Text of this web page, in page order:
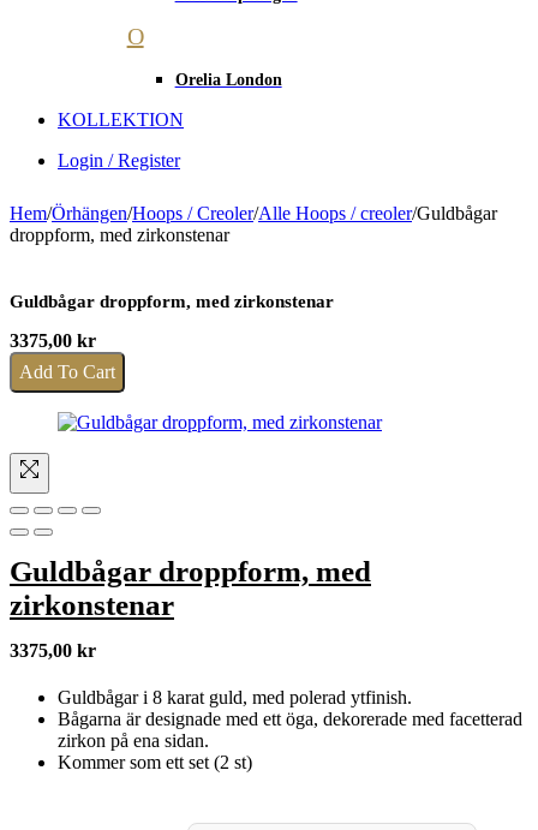
O
Orelia London
KOLLEKTION
Login / Register
Hem/Örhängen/Hoops / Creoler/Alle Hoops / creoler/Guldbågar
droppform, med zirkonstenar
Guldbågar droppform, med zirkonstenar
3375,00 kr
Add To Cart
Guldbågar droppform, med
zirkonstenar
3375,00 kr
Guldbågar i 8 karat guld, med polerad ytfinish.
Bågarna är designade med ett öga, dekorerade med facetterad
zirkon på ena sidan.
Kommer som ett set (2 st)